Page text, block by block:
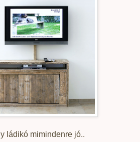
ládikó mimindenre jó..